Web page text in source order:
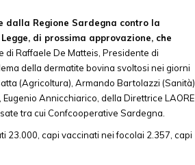
Regione Sardegna contro la
di prossima approvazione, che
di Raffaele De Matteis, Presidente di
della dermatite bovina svoltosi nei giorni
(Agricoltura), Armando Bartolazzi (Sanità)
Annicchiarico, della Direttrice LAORE
tra cui Confcooperative Sardegna.
23.000, capi vaccinati nei focolai 2.357, capi